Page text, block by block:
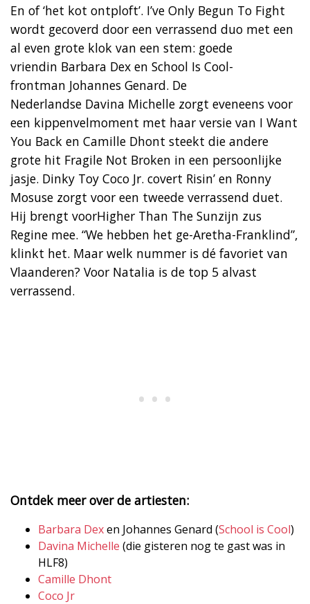
En of ‘het kot ontploft’. I’ve Only Begun To Fight
wordt gecoverd door een verrassend duo met een
al even grote klok van een stem: goede
vriendin Barbara Dex en School Is Cool-
frontman Johannes Genard. De
Nederlandse Davina Michelle zorgt eveneens voor
een kippenvelmoment met haar versie van I Want
You Back en Camille Dhont steekt die andere
grote hit Fragile Not Broken in een persoonlijke
jasje. Dinky Toy Coco Jr. covert Risin’ en Ronny
Mosuse zorgt voor een tweede verrassend duet.
Hij brengt voorHigher Than The Sunzijn zus
Regine mee. “We hebben het ge-Aretha-Franklind”,
klinkt het. Maar welk nummer is dé favoriet van
Vlaanderen? Voor Natalia is de top 5 alvast
verrassend.
Ontdek meer over de artiesten:
Barbara Dexen Johannes Genard (School is Cool)
Davina Michelle (die gisteren nog te gast was in
HLF8)
Camille Dhont
Coco Jr